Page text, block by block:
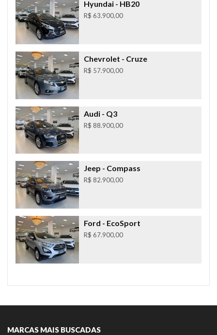
Hyundai- HB20
R$ 63.900,00
Chevrolet - Cruze
R$ 57.900,00
Audi- Q3
R$ 88.900,00
Jeep - Compass
R$ 82.900,00
Ford - EcoSport
R$ 67.900,00
MARCAS MAIS BUSCADAS